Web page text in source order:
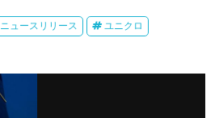
ニュースリリース ユニクロ